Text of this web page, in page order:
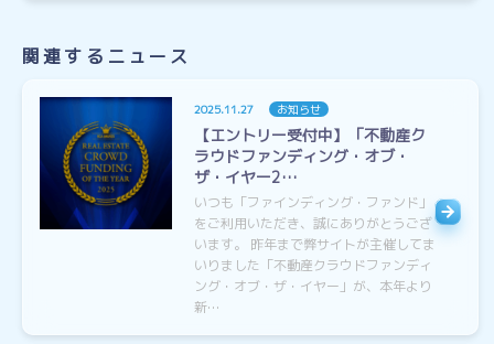
関連するニュース
2025.11.27 お知らせ
【エントリー受付中】「不動産ク
ラウドファンディング・オブ・
ザ・イヤー2…
いつも「ファインディング・ファンド」
をご利用いただき、誠にありがとうござ
います。 昨年まで弊サイトが主催してま
いりました「不動産クラウドファンディ
ング・オブ・ザ・イヤー」が、本年より
新…